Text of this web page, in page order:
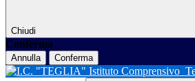
Chiudi
Conferma
Annulla Conferma
Istituto Comprensivo